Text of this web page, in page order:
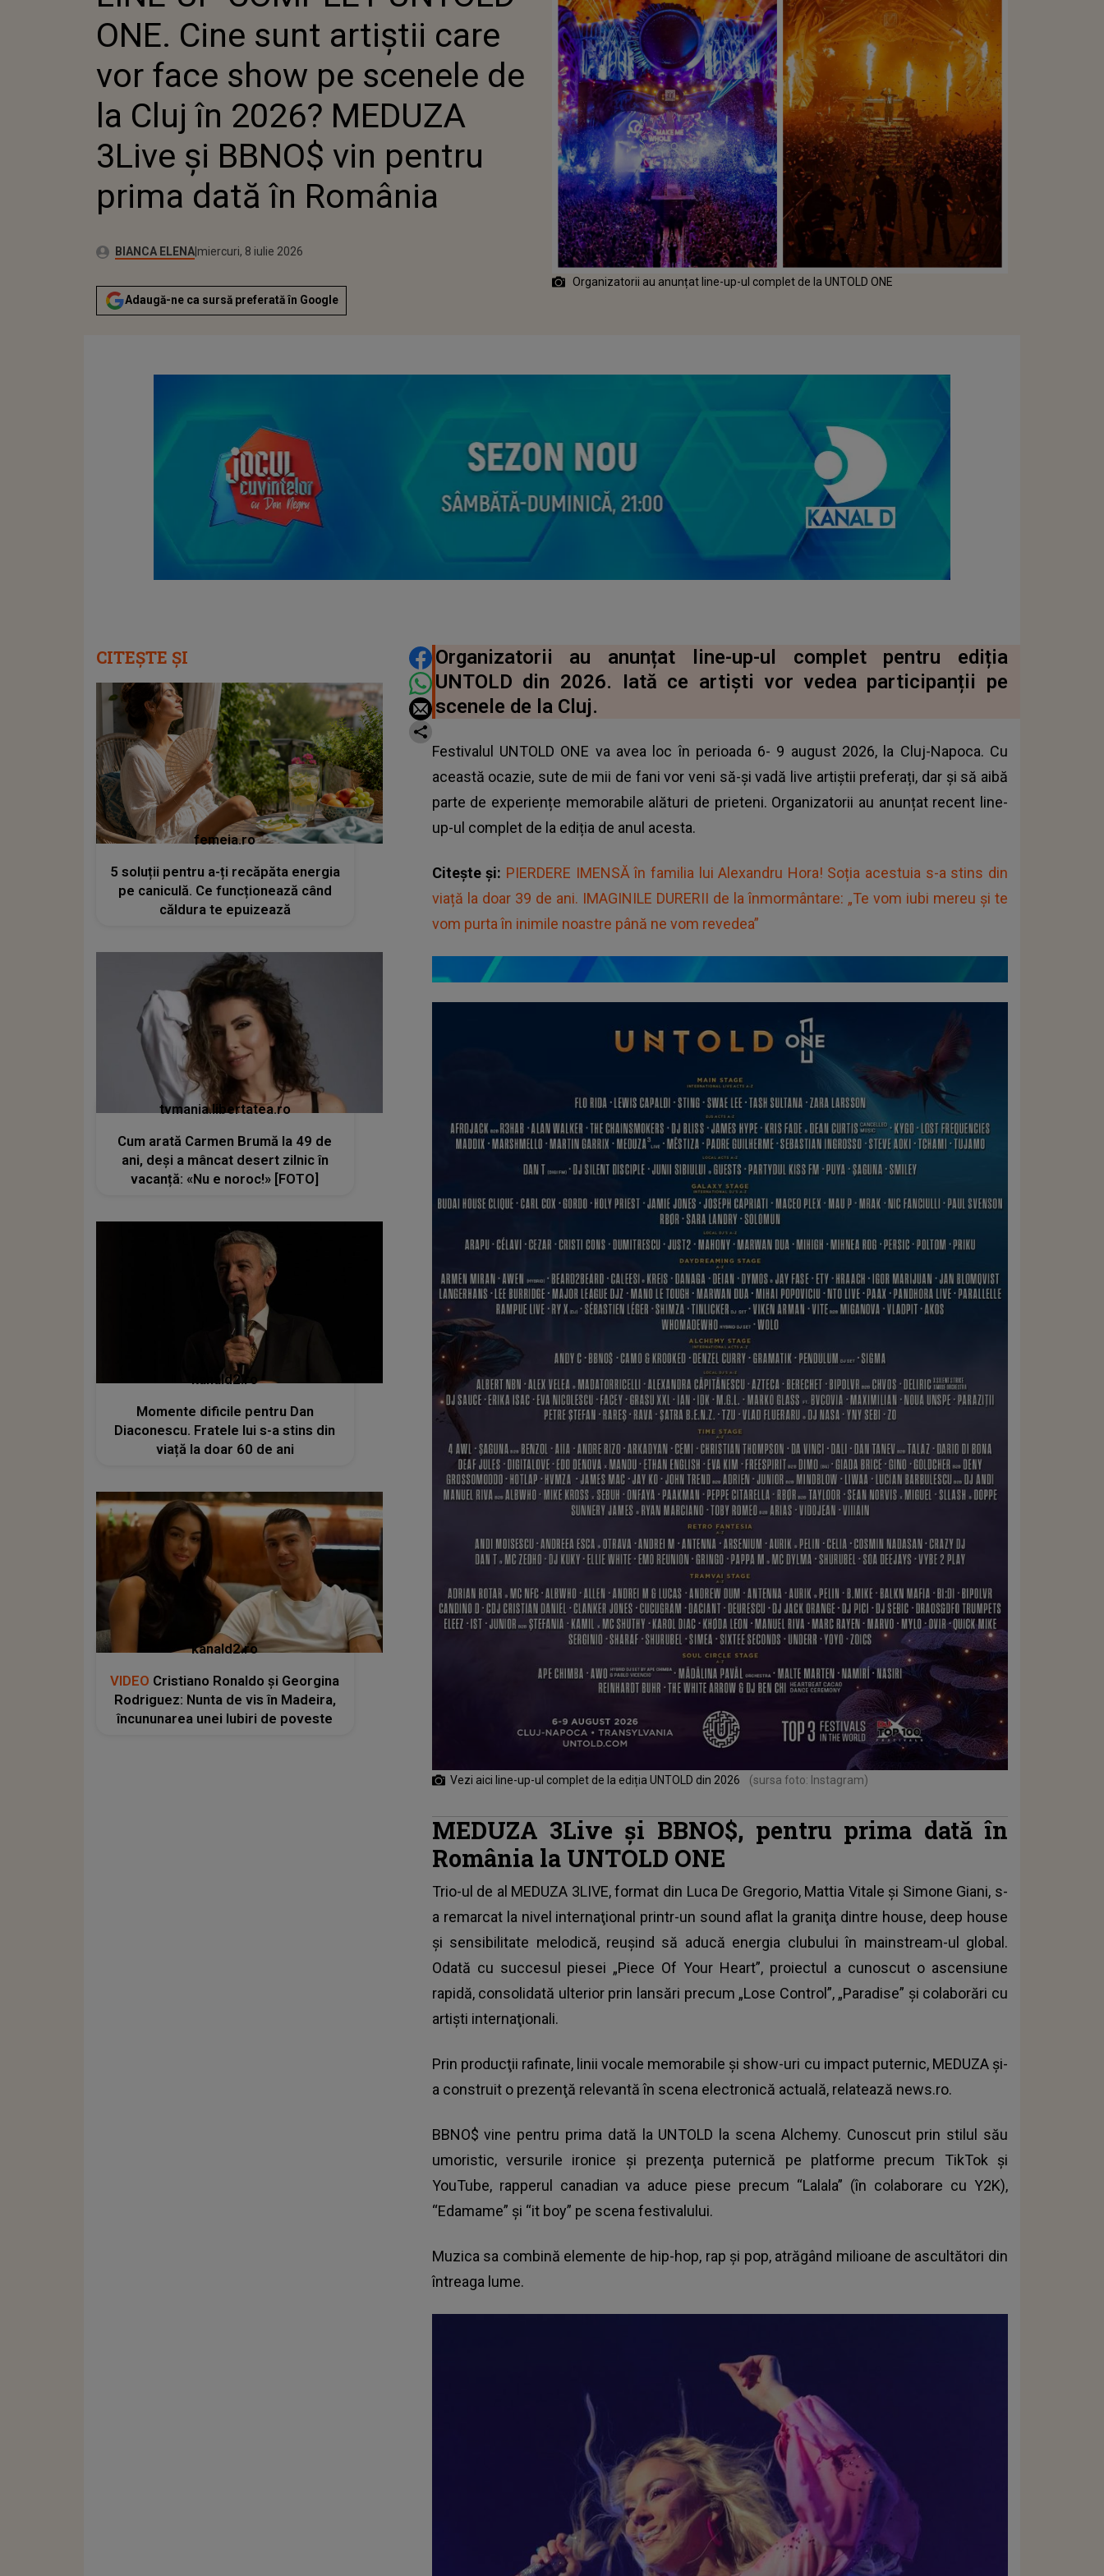
MEDUZA 3LIVE ŞI BBNO$ VIN PENTRU
PRIMA DATĂ ÎN ROMÂNIA
ONE. Cine sunt artiștii care
vor face show pe scenele de
la Cluj în 2026? MEDUZA
3Live şi BBNO$ vin pentru
prima dată în România
Autor:BIANCA ELENA Publicat:
miercuri, 8 iulie 2026
Adaugă-ne ca sursă preferată în Google
Organizatorii au anunțat line-up-ul complet de la UNTOLD ONE
DISTRIBUIE ARTICOLUL
Organizatorii au anunțat line-up-ul complet pentru ediția
UNTOLD din 2026. Iată ce artiști vor vedea participanții pe
scenele de la Cluj.
Festivalul UNTOLD ONE va avea loc în perioada 6- 9 august 2026, la Cluj-Napoca. Cu
această ocazie, sute de mii de fani vor veni să-și vadă live artiștii preferați, dar și să aibă
parte de experiențe memorabile alături de prieteni. Organizatorii au anunțat recent line-
up-ul complet de la ediția de anul acesta.
Citește și: PIERDERE IMENSĂ în familia lui Alexandru Hora! Soția acestuia s-a stins din
viață la doar 39 de ani. IMAGINILE DURERII de la înmormântare: „Te vom iubi mereu și te
vom purta în inimile noastre până ne vom revedea”
Vezi aici line-up-ul complet de la ediția UNTOLD din 2026 (sursa foto: Instagram)
MEDUZA 3Live şi BBNO$, pentru prima dată în
România la UNTOLD ONE
Trio-ul de al MEDUZA 3LIVE, format din Luca De Gregorio, Mattia Vitale şi Simone Giani, s-
a remarcat la nivel internaţional printr-un sound aflat la graniţa dintre house, deep house
şi sensibilitate melodică, reuşind să aducă energia clubului în mainstream-ul global.
Odată cu succesul piesei „Piece Of Your Heart”, proiectul a cunoscut o ascensiune
rapidă, consolidată ulterior prin lansări precum „Lose Control”, „Paradise” şi colaborări cu
artişti internaţionali.
Prin producţii rafinate, linii vocale memorabile şi show-uri cu impact puternic, MEDUZA şi-
a construit o prezenţă relevantă în scena electronică actuală, relatează news.ro.
BBNO$ vine pentru prima dată la UNTOLD la scena Alchemy. Cunoscut prin stilul său
umoristic, versurile ironice şi prezenţa puternică pe platforme precum TikTok şi
YouTube, rapperul canadian va aduce piese precum “Lalala” (în colaborare cu Y2K),
“Edamame” şi “it boy” pe scena festivalului.
Muzica sa combină elemente de hip-hop, rap şi pop, atrăgând milioane de ascultători din
întreaga lume.
CITEȘTE ȘI
femeia.ro
5 soluții pentru a-ți recăpăta energia
pe caniculă. Ce funcționează când
căldura te epuizează
tvmania.libertatea.ro
Cum arată Carmen Brumă la 49 de
ani, deși a mâncat desert zilnic în
vacanță: «Nu e noroc!» [FOTO]
kanald2.ro
Momente dificile pentru Dan
Diaconescu. Fratele lui s-a stins din
viață la doar 60 de ani
kanald2.ro
VIDEO Cristiano Ronaldo și Georgina
Rodriguez: Nunta de vis în Madeira,
încununarea unei Iubiri de poveste